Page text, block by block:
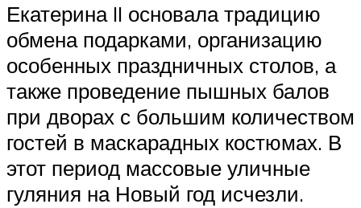
Екатерина II основала традицию
обмена подарками, организацию
особенных праздничных столов, а
также проведение пышных балов
при дворах с большим количеством
гостей в маскарадных костюмах. В
этот период массовые уличные
гуляния на Новый год исчезли.